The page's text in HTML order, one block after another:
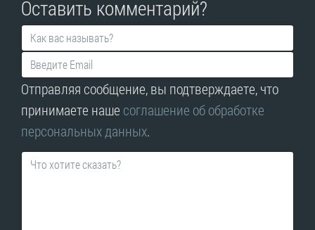
Оставить комментарий?
Отправляя сообщение, вы подтверждаете, что
принимаете наше соглашение об обработке
персональных данных.